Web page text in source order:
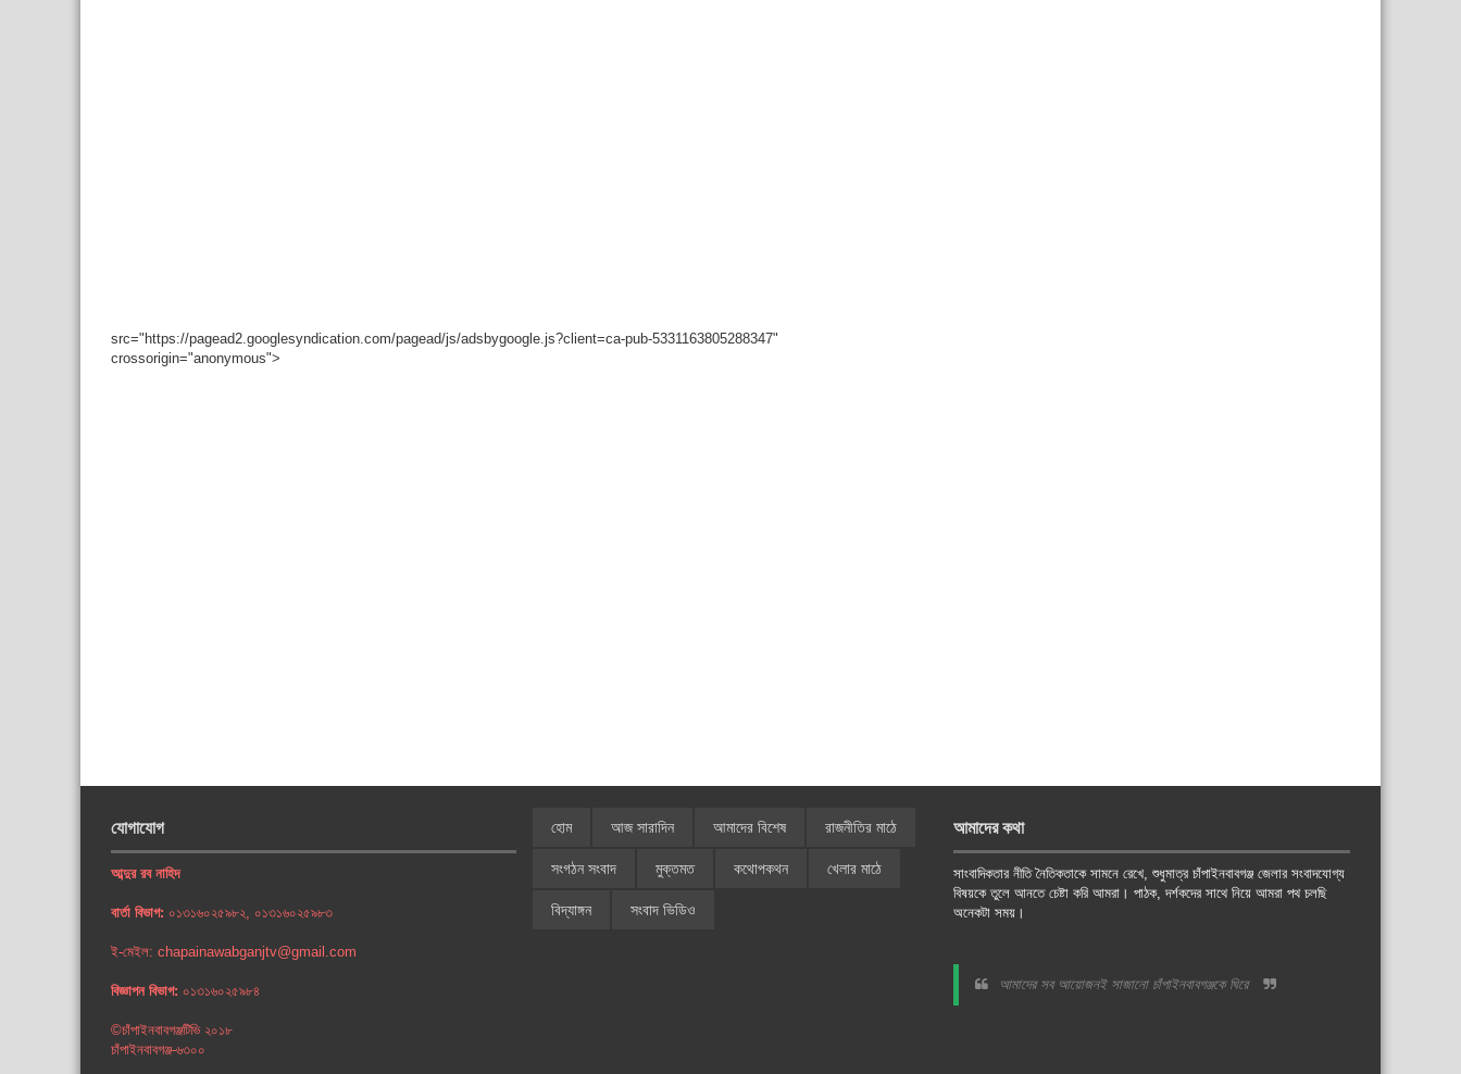
src="https://pagead2.googlesyndication.com/pagead/js/adsbygoogle.js?client=ca-pub-5331163805288347"
crossorigin="anonymous">
যোগাযোগ
আব্দুর রব নাহিদ
বার্তা বিভাগ: ০১৩১৬০২৫৯৮২, ০১৩১৬০২৫৯৮৩
ই-মেইল: chapainawabganjtv@gmail.com
বিজ্ঞাপন বিভাগ: ০১৩১৬০২৫৯৮৪
©চাঁপাইনবাবগঞ্জটিভি ২০১৮
চাঁপাইনবাবগঞ্জ-৬৩০০
হোম আজ সারাদিন আমাদের বিশেষ রাজনীতির মাঠে
সংগঠন সংবাদ মুক্তমত কথোপকথন খেলার মাঠে
বিদ্যাঙ্গন সংবাদ ভিডিও
আমাদের কথা
সাংবাদিকতার নীতি নৈতিকতাকে সামনে রেখে, শুধুমাত্র চাঁপাইনবাবগঞ্জ জেলার সংবাদযোগ্য
বিষয়কে তুলে আনতে চেষ্টা করি আমরা। পাঠক, দর্শকদের সাথে নিয়ে আমরা পথ চলছি
অনেকটা সময়।
আমাদের সব আয়োজনই সাজানো চাঁপাইনবাবগঞ্জকে ঘিরে